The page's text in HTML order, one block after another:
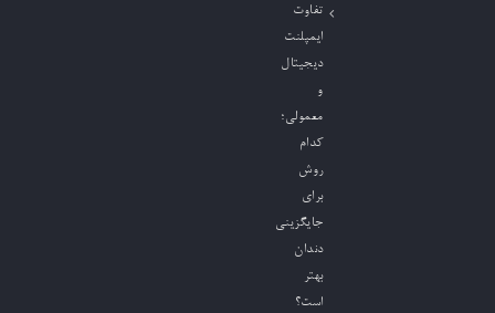
تفاوت
ایمپلنت
دیجیتال
و
معمولی؛
کدام
روش
برای
جایگزینی
دندان
بهتر
است؟